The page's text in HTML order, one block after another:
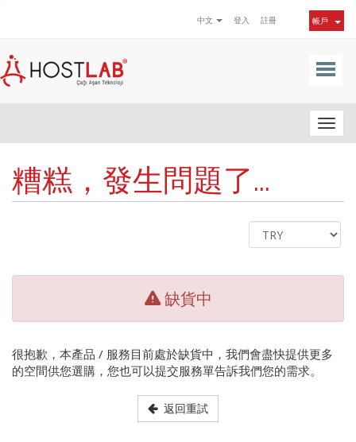
中文 登入 註冊 帳戶
糟糕，發生問題了...
缺貨中
很抱歉，本產品 / 服務目前處於缺貨中，我們會盡快提供更多
的空間供您選購，您也可以提交服務單告訴我們您的需求。
返回重試